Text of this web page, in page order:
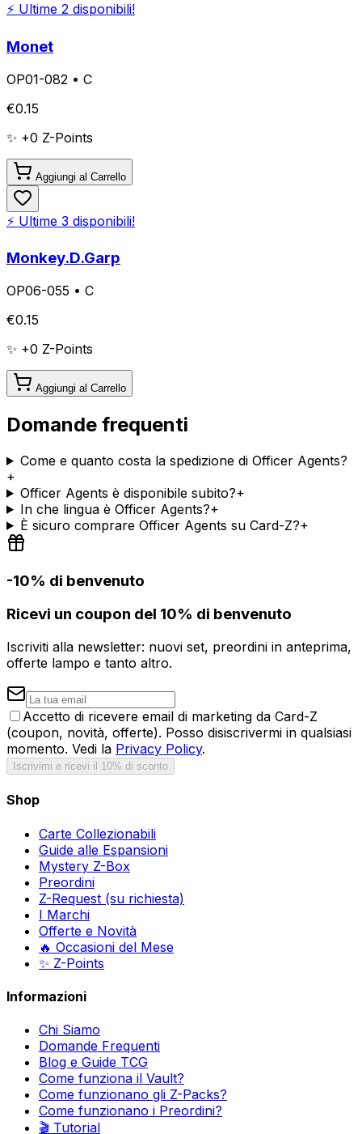
⚡ Ultime 2 disponibili!
Monet
OP01-082 • C
€0.15
✨ +0 Z-Points
Aggiungi al Carrello
⚡ Ultime 3 disponibili!
Monkey.D.Garp
OP06-055 • C
€0.15
✨ +0 Z-Points
Aggiungi al Carrello
Domande frequenti
Come e quanto costa la spedizione di Officer Agents?
+
Officer Agents è disponibile subito?+
In che lingua è Officer Agents?+
È sicuro comprare Officer Agents su Card-Z?+
-10% di benvenuto
Ricevi un coupon del 10% di benvenuto
Iscriviti alla newsletter: nuovi set, preordini in anteprima,
offerte lampo e tanto altro.
Accetto di ricevere email di marketing da Card-Z
(coupon, novità, offerte). Posso disiscrivermi in qualsiasi
momento. Vedi la Privacy Policy.
Iscrivimi e ricevi il 10% di sconto
Shop
Carte Collezionabili
Guide alle Espansioni
Mystery Z-Box
Preordini
Z-Request (su richiesta)
I Marchi
Offerte e Novità
🔥 Occasioni del Mese
✨ Z-Points
Informazioni
Chi Siamo
Domande Frequenti
Blog e Guide TCG
Come funziona il Vault?
Come funzionano gli Z-Packs?
Come funzionano i Preordini?
🎬 Tutorial